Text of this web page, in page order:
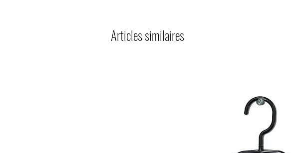
Articles similaires